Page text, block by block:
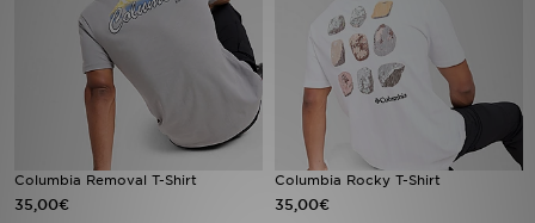
Columbia Removal T-Shirt
35,00€
Columbia Rocky T-Shirt
35,00€
Suosikit
Tuotemerkit
Inspiroidu